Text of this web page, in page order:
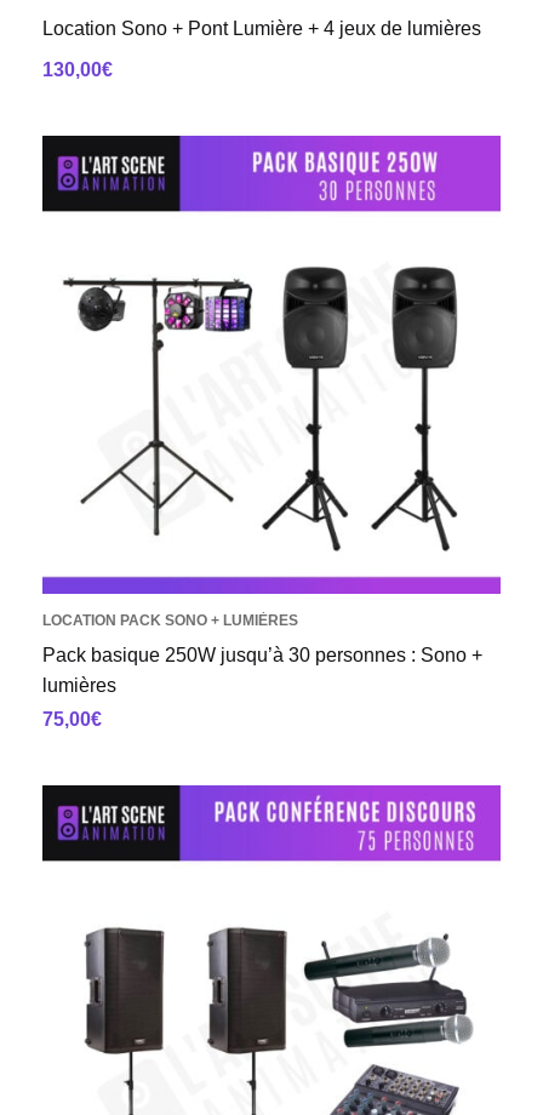
Location Sono + Pont Lumière + 4 jeux de lumières
130,00€
LOCATION PACK SONO + LUMIÈRES
Pack basique 250W jusqu’à 30 personnes : Sono +
lumières
75,00€